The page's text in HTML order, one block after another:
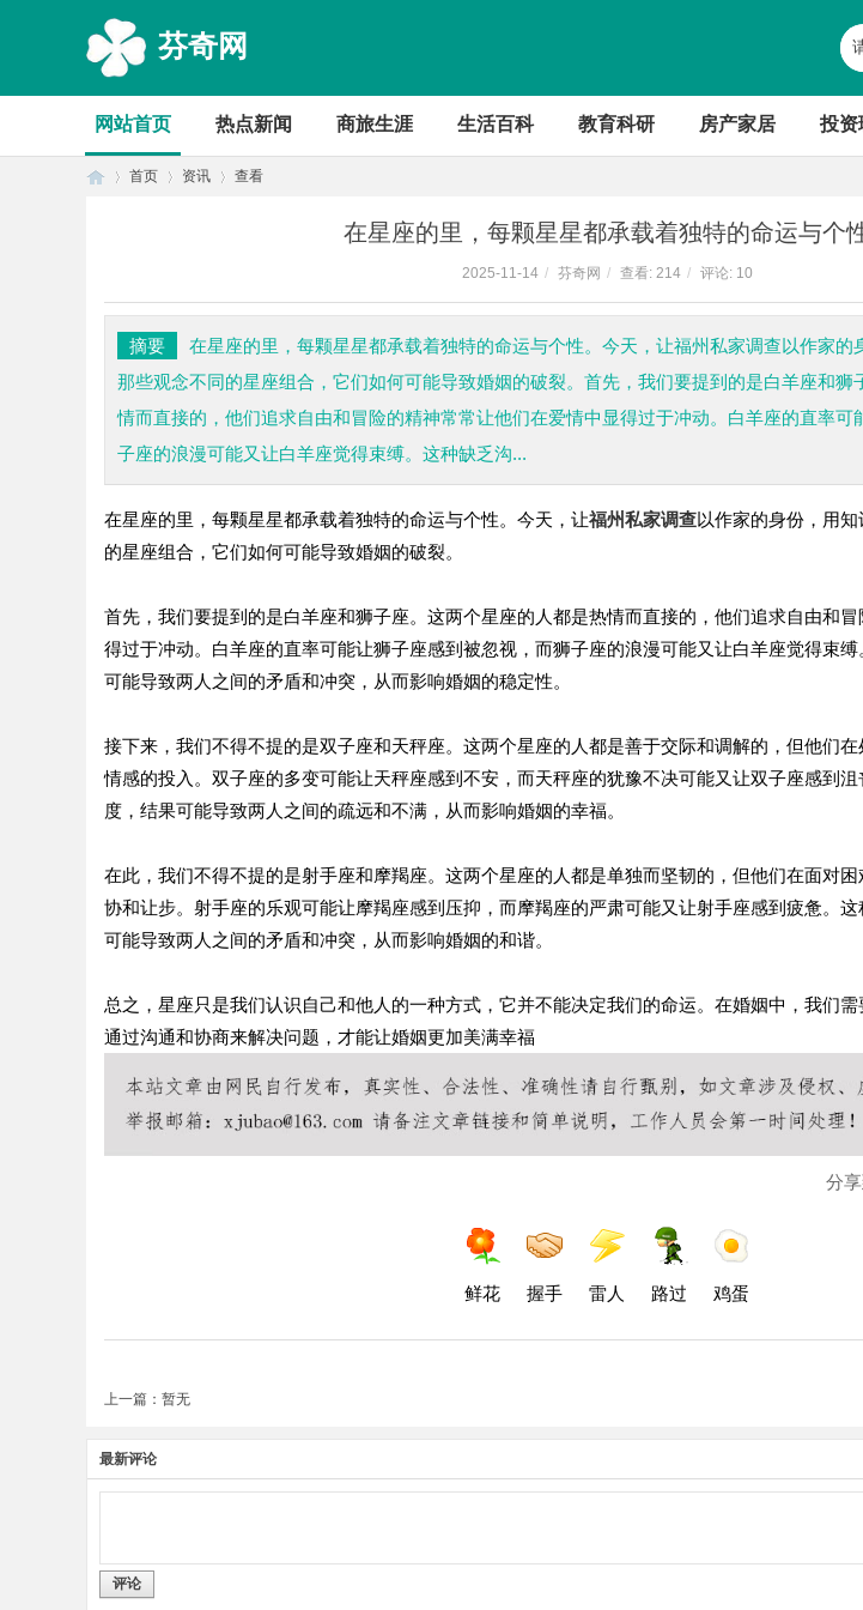
芬奇网
网站首页 热点新闻 商旅生涯 生活百科 教育科研 房产家居 投资
首页 资讯 查看
在星座的里，每颗星星都承载着独特的命运与个
2025-11-14 / 芬奇网 / 查看: 214 / 评论: 10
摘要
在星座的里，每颗星星都承载着独特的命运与个性。今天，让福州私家调查以作家的
那些观念不同的星座组合，它们如何可能导致婚姻的破裂。首先，我们要提到的是白羊座和狮
情而直接的，他们追求自由和冒险的精神常常让他们在爱情中显得过于冲动。白羊座的直率可
子座的浪漫可能又让白羊座觉得束缚。这种缺乏沟...
在星座的里，每颗星星都承载着独特的命运与个性。今天，让福州私家调查以作家的身份，用
的星座组合，它们如何可能导致婚姻的破裂。
首先，我们要提到的是白羊座和狮子座。这两个星座的人都是热情而直接的，他们追求自由和
得过于冲动。白羊座的直率可能让狮子座感到被忽视，而狮子座的浪漫可能又让白羊座觉得束缚
可能导致两人之间的矛盾和冲突，从而影响婚姻的稳定性。
接下来，我们不得不提的是双子座和天秤座。这两个星座的人都是善于交际和调解的，但他们
情感的投入。双子座的多变可能让天秤座感到不安，而天秤座的犹豫不决可能又让双子座感到
度，结果可能导致两人之间的疏远和不满，从而影响婚姻的幸福。
在此，我们不得不提的是射手座和摩羯座。这两个星座的人都是单独而坚韧的，但他们在面对
协和让步。射手座的乐观可能让摩羯座感到压抑，而摩羯座的严肃可能又让射手座感到疲惫。
可能导致两人之间的矛盾和冲突，从而影响婚姻的和谐。
总之，星座只是我们认识自己和他人的一种方式，它并不能决定我们的命运。在婚姻中，我们需
通过沟通和协商来解决问题，才能让婚姻更加美满幸福
分
鲜花 握手 雷人 路过 鸡蛋
上一篇：暂无
最新评论
评论